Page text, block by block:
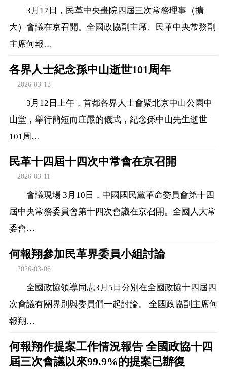
3月17日，民革中央畫院四屆三次常務理事（擴
大）會議在京召開。全國政協副主席、民革中央常務副
主席何報…
各界人士紀念孫中山逝世101周年
2026-03-13
3月12日上午，首都各界人士會聚北京中山公園中
山堂，舉行簡短而庄嚴的儀式，紀念孫中山先生逝世
101周…
民革十四屆十四次中常會在京召開
2026-03-11
會議現場 3月10日，中國國民黨革命委員會第十四
屆中央常務委員會第十四次會議在京召開。全國人大常
委會…
何報翔參加民革界委員小組討論
2026-03-06
全國政協領導同志3月5日分別在全國政協十四屆四
次會議有關界別與委員們一起討論。 全國政協副主席何
報翔…
何報翔作提案工作情況報告 全國政協十四
屆三次會議以來99.9%的提案已辦復